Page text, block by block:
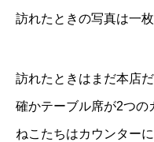
訪れたときの写真は一枚
訪れたときはまだ本店だ
確かテーブル席が2つの
ねこたちはカウンターに